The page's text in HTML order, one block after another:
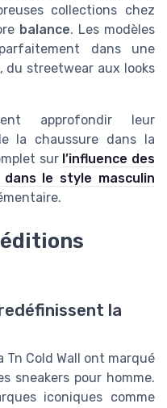
collections chez
balance. Les modèles
dans une
du streetwear aux looks
approfondir leur
la chaussure dans la
sur l’influence des
dans le style masculin
la
Tn Cold Wall ont marqué
sneakers pour homme.
iconiques comme